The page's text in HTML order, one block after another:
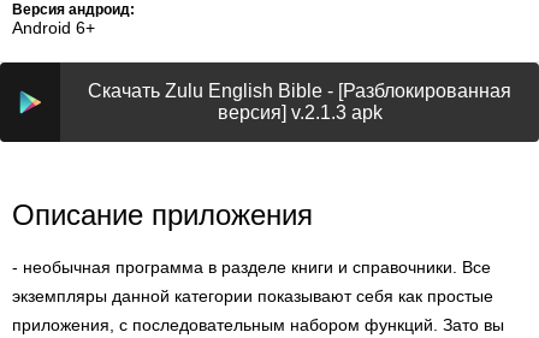
Версия андроид:
Android 6+
Скачать Zulu English Bible - [Разблокированная
версия] v.2.1.3 apk
Описание приложения
- необычная программа в разделе книги и справочники. Все
экземпляры данной категории показывают себя как простые
приложения, с последовательным набором функций. Зато вы